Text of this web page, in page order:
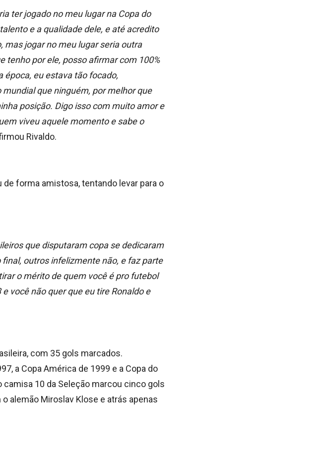
ter jogado no meu lugar na Copa do
e a qualidade dele, e até acredito
mas jogar no meu lugar seria outra
tenho por ele, posso afirmar com 100%
época, eu estava tão focado,
que ninguém, por melhor que
posição. Digo isso com muito amor e
viveu aquele momento e sabe o
Rivaldo.
forma amistosa, tentando levar para o
que disputaram copa se dedicaram
outros infelizmente não, e faz parte
o mérito de quem você é pro futebol
você não quer que eu tire Ronaldo e
com 35 gols marcados.
a Copa América de 1999 e a Copa do
camisa 10 da Seleção marcou cinco gols
alemão Miroslav Klose e atrás apenas